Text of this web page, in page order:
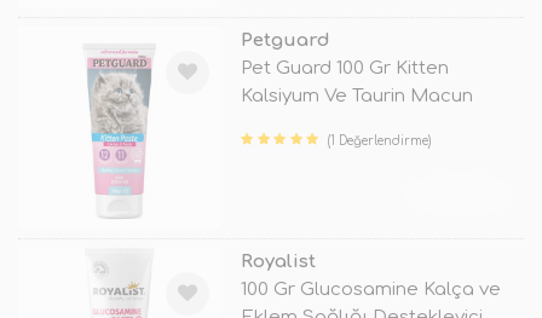
Petguard
Pet Guard 100 Gr Kitten
Kalsiyum Ve Taurin Macun
(1 Değerlendirme)
Royalist
100 Gr Glucosamine Kalça ve